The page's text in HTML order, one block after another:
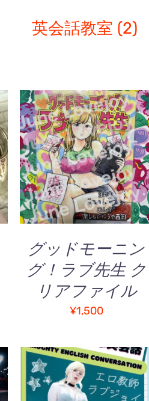
英会話教室 (2)
お買い物カゴに追加
/
QUICK VIEW
グッドモーニン
グ！ラブ先生 ク
リアファイル
¥1,500